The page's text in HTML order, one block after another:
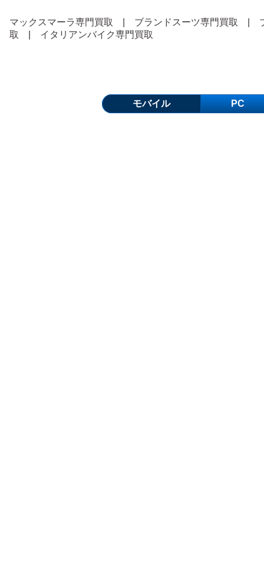
マックスマーラ専門買取 ブランドスーツ専門買取
取
イタリアンバイク専門買取
モバイル PC